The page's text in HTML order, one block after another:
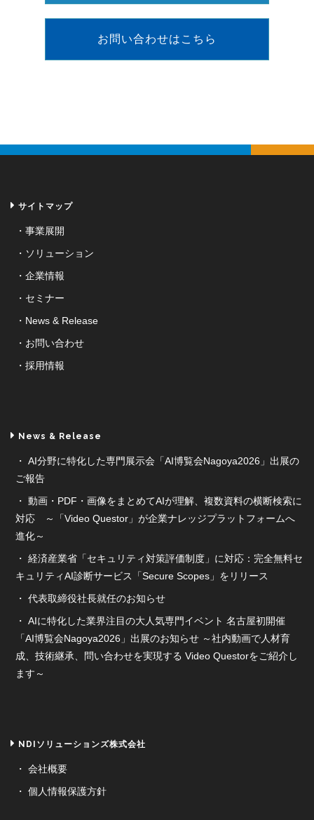
お問い合わせはこちら
サイトマップ
事業展開
ソリューション
企業情報
セミナー
News & Release
お問い合わせ
採用情報
News & Release
AI分野に特化した専門展示会「AI博覧会Nagoya2026」出展の
ご報告
動画・PDF・画像をまとめてAIが理解、複数資料の横断検索に
対応 ～「Video Questor」が企業ナレッジプラットフォームへ
進化～
経済産業省「セキュリティ対策評価制度」に対応：完全無料セ
キュリティAI診断サービス「Secure Scopes」をリリース
代表取締役社長就任のお知らせ
AIに特化した業界注目の大人気専門イベント 名古屋初開催
「AI博覧会Nagoya2026」出展のお知らせ ～社内動画で人材育
成、技術継承、問い合わせを実現する Video Questorをご紹介し
ます～
NDIソリューションズ株式会社
会社概要
個人情報保護方針